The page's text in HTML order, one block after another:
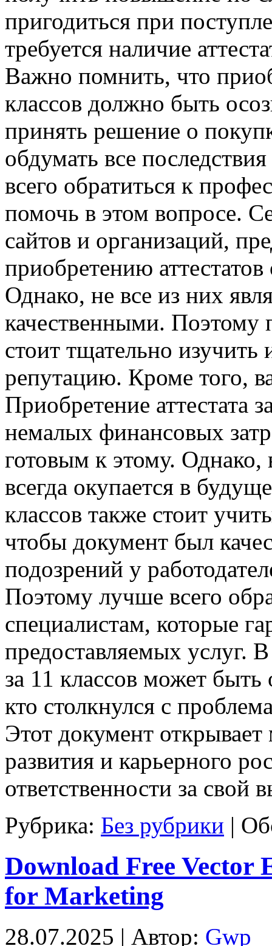
пригодиться при
требуется наличие
Важно помнить, что
классов должно быть
принять решение о
обдумать все
всего обратиться к
помочь в этом вопросе.
сайтов и организаций,
приобретению
Однако, не все из них
качественными. Поэтому
стоит тщательно
репутацию. Кроме того,
Приобретение аттестата
немалых финансовых
готовым к этому. Однако,
всегда окупается в
классов также стоит
чтобы документ был
подозрений у
Поэтому лучше всего
специалистам, которые
предоставляемых услуг.
за 11 классов может
кто столкнулся с
Этот документ
развития и карьерного
ответственности за свой
Рубрика: Без рубрики |
Download Free Vector
for Marketing
28.07.2025 | Автор: Gwp